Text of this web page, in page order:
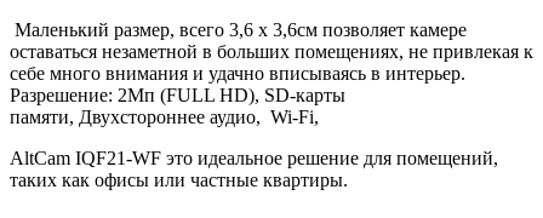
Маленький размер, всего 3,6 х 3,6см позволяет камере
оставаться незаметной в больших помещениях, не привлекая к
себе много внимания и удачно вписываясь в интерьер.
Разрешение: 2Мп (FULL HD), SD-карты
памяти, Двухстороннее аудио, Wi-Fi,
AltCam IQF21-WF это идеальное решение для помещений,
таких как офисы или частные квартиры.